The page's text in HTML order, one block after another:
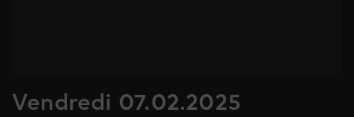
Vendredi 07.02.2025